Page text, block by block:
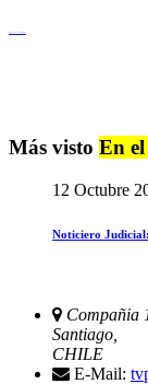
Más visto En
12 Octubre
Noticiero
Compañia
Santiago,
CHILE
E-Mail: